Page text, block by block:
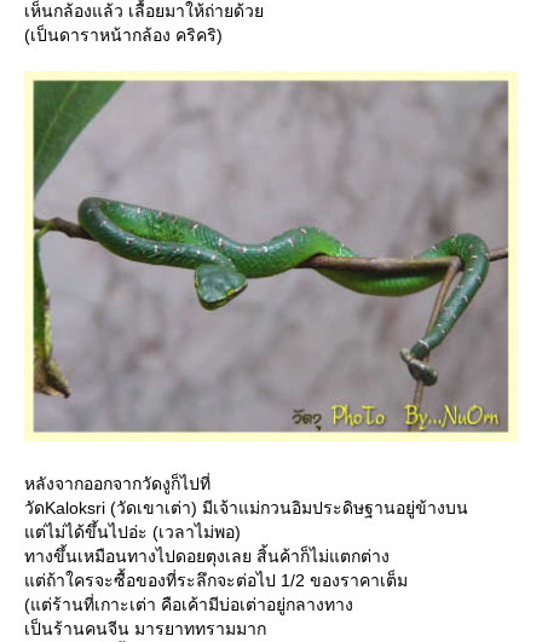
เห็นกล้องแล้ว เลื้อยมาให้ถ่ายด้ว
(เป็นดาราหน้ากล้อง คริคริ)
หลังจากออกจากวัดงูก็ไปที่
วัดKaloksri (วัดเขาเต่า) มีเจ้าแม่กวนอิมประดิษฐานอยู่ข้างบน
ต่ไม่ได้ขึ้นไปอ่ะ (เวลาไม่พอ)
ทางขึ้นเหมือนทางไปดอยตุงเลย สิ้นค้าก็ไม่แตกต่าง
ต่ถ้าใครจะซื้อของที่ระลึกจะต่อไป 1/2 ของราคาเต็ม
(แต่ร้านที่เกาะเต่า คือเค้ามีบ่อเต่าอยู่กลางทาง
เป็นร้านคนจีน มารยาททรามมาก